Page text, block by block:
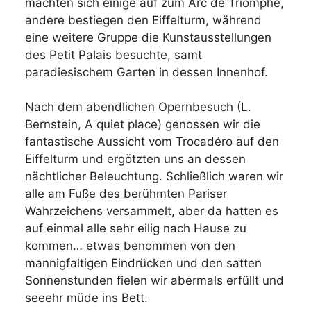
andere bestiegen den Eiffelturm, während
eine weitere Gruppe die Kunstausstellungen
des Petit Palais besuchte, samt
paradiesischem Garten in dessen Innenhof.
Nach dem abendlichen Opernbesuch (L.
Bernstein, A quiet place) genossen wir die
fantastische Aussicht vom Trocadéro auf den
Eiffelturm und ergötzten uns an dessen
nächtlicher Beleuchtung. Schließlich waren wir
alle am Fuße des berühmten Pariser
Wahrzeichens versammelt, aber da hatten es
auf einmal alle sehr eilig nach Hause zu
kommen… etwas benommen von den
mannigfaltigen Eindrücken und den satten
Sonnenstunden fielen wir abermals erfüllt und
seeehr müde ins Bett.